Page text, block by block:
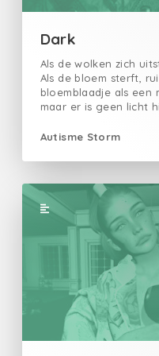
Dark
Als de wolken zich
Als de bloem sterft,
bloemblaadje als een
maar er is geen licht
Autisme Storm